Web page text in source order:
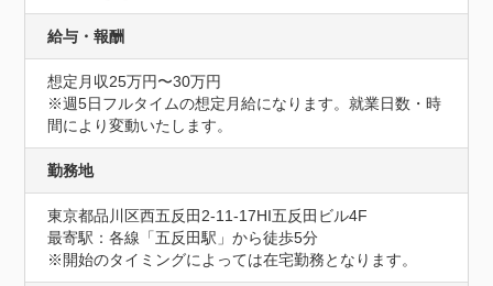
給与・報酬
想定月収25万円〜30万円
※週5日フルタイムの想定月給になります。就業日数・時
間により変動いたします。
勤務地
東京都品川区西五反田2-11-17HI五反田ビル4F
最寄駅：各線「五反田駅」から徒歩5分
※開始のタイミングによっては在宅勤務となります。